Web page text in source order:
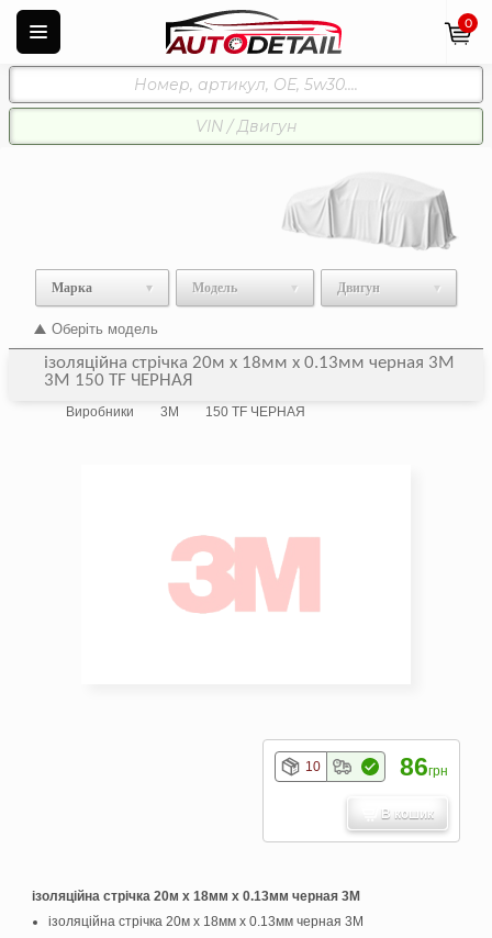
0
Марка Модель Двигун
Оберіть модель
ізоляційна стрічка 20м х 18мм х 0.13мм черная 3M
3M 150 TF ЧЕРНАЯ
Виробники 3M 150 TF ЧЕРНАЯ
ізоляційна стрічка 20м х 18мм х 0.13мм черная 3M
ізоляційна стрічка 20м х 18мм х 0.13мм черная 3M
10 86грн
В кошик